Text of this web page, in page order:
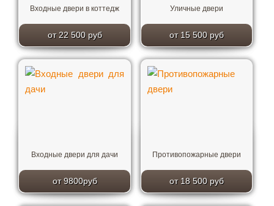
Входные двери в коттедж
от 22 500 руб
Уличные двери
от 15 500 руб
Входные двери для дачи
от 9800руб
Противопожарные двери
от 18 500 руб